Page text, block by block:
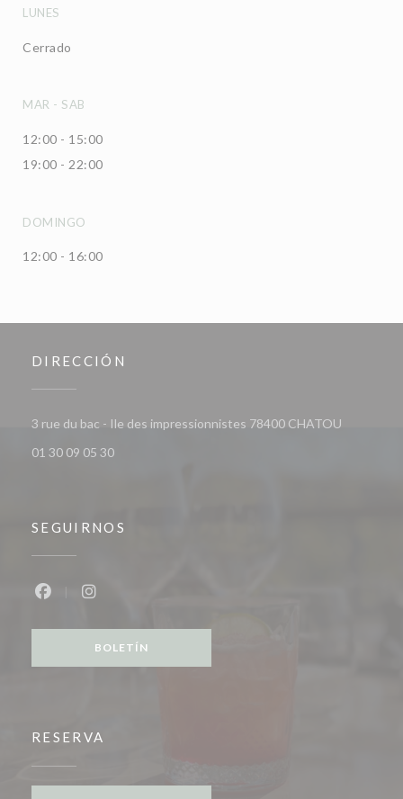
LUNES
Cerrado
MAR - SAB
12:00 - 15:00
19:00 - 22:00
DOMINGO
12:00 - 16:00
DIRECCIÓN
3 rue du bac - Ile des impressionnistes 78400 CHATOU
01 30 09 05 30
SEGUIRNOS
BOLETÍN
RESERVA